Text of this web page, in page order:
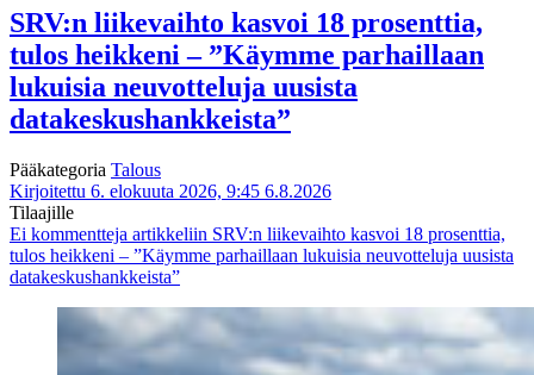
SRV:n liikevaihto kasvoi 18 prosenttia,
tulos heikkeni – ”Käymme parhaillaan
lukuisia neuvotteluja uusista
datakeskushankkeista”
Pääkategoria Talous
Kirjoitettu 6. elokuuta 2026, 9:45 6.8.2026
Tilaajille
Ei kommentteja artikkeliin SRV:n liikevaihto kasvoi 18 prosenttia,
tulos heikkeni – ”Käymme parhaillaan lukuisia neuvotteluja uusista
datakeskushankkeista”